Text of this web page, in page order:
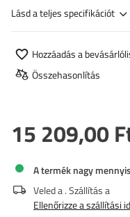
Lásd a teljes specifikációt
Hozzáadás a
Összehasonlítás
15 209,00
A termék nagy
Veled a. Szállítás a
Ellenőrizze a szállítási